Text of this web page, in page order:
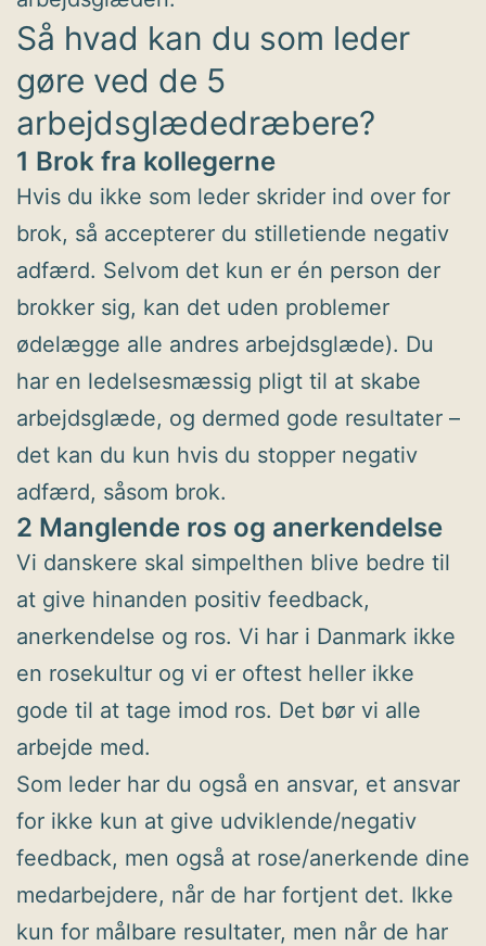
Så hvad kan du som leder
gøre ved de 5
arbejdsglædedræbere?
1 Brok fra kollegerne
Hvis du ikke som leder skrider ind over for
brok, så accepterer du stilletiende negativ
adfærd. Selvom det kun er én person der
brokker sig, kan det uden problemer
ødelægge alle andres arbejdsglæde). Du
har en ledelsesmæssig pligt til at skabe
arbejdsglæde, og dermed gode resultater –
det kan du kun hvis du stopper negativ
adfærd, såsom brok.
2 Manglende ros og anerkendelse
Vi danskere skal simpelthen blive bedre til
at give hinanden positiv feedback,
anerkendelse og ros. Vi har i Danmark ikke
en rosekultur og vi er oftest heller ikke
gode til at tage imod ros. Det bør vi alle
arbejde med.
Som leder har du også en ansvar, et ansvar
for ikke kun at give udviklende/negativ
feedback, men også at rose/anerkende dine
medarbejdere, når de har fortjent det. Ikke
kun for målbare resultater, men når de har